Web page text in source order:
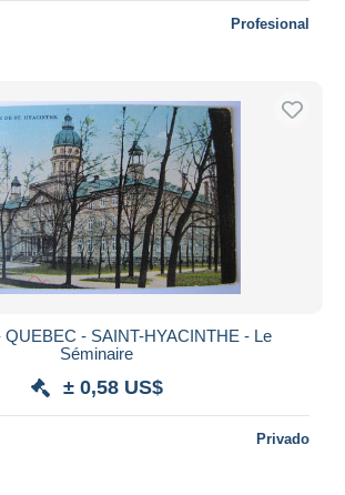
Profesional
QUEBEC - SAINT-HYACINTHE - Le
Séminaire
± 0,58 US$
Privado